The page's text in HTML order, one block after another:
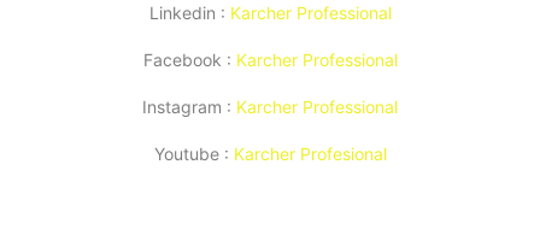
Linkedin : Karcher Professional
Facebook : Karcher Professional
Instagram : Karcher Professional
Youtube : Karcher Profesional